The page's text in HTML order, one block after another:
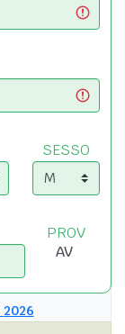
SESSO
PROV
2026